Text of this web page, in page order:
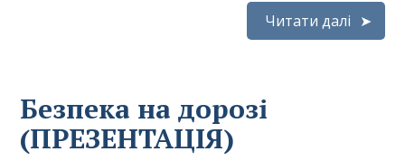
Читати далі
Безпека на дорозі
(ПРЕЗЕНТАЦІЯ)